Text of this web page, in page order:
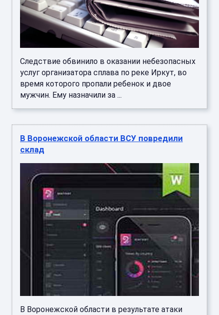
Следствие обвинило в оказании небезопасных
услуг организатора сплава по реке Иркут, во
время которого пропали ребенок и двое
мужчин. Ему назначили за ...
В Воронежской области ВСУ повредили
склад
В Воронежской области в результате атаки